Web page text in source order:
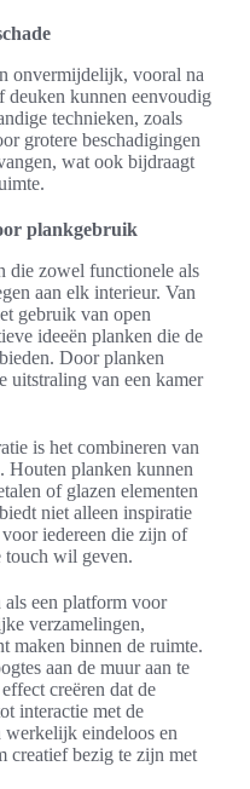
onvermijdelijk, vooral na
kunnen eenvoudig
technieken, zoals
grotere beschadigingen
wat ook bijdraagt
plankgebruik
die zowel functionele als
aan elk interieur. Van
gebruik van open
ideeën planken die de
Door planken
uitstraling van een kamer
is het combineren van
Houten planken kunnen
of glazen elementen
niet alleen inspiratie
iedereen die zijn of
touch wil geven.
als een platform voor
verzamelingen,
maken binnen de ruimte.
aan de muur aan te
creëren dat de
interactie met de
eindeloos en
creatief bezig te zijn met